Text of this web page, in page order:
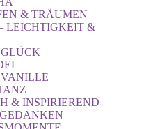
& TRÄUMEN
LEICHTIGKEIT &
& INSPIRIEREND